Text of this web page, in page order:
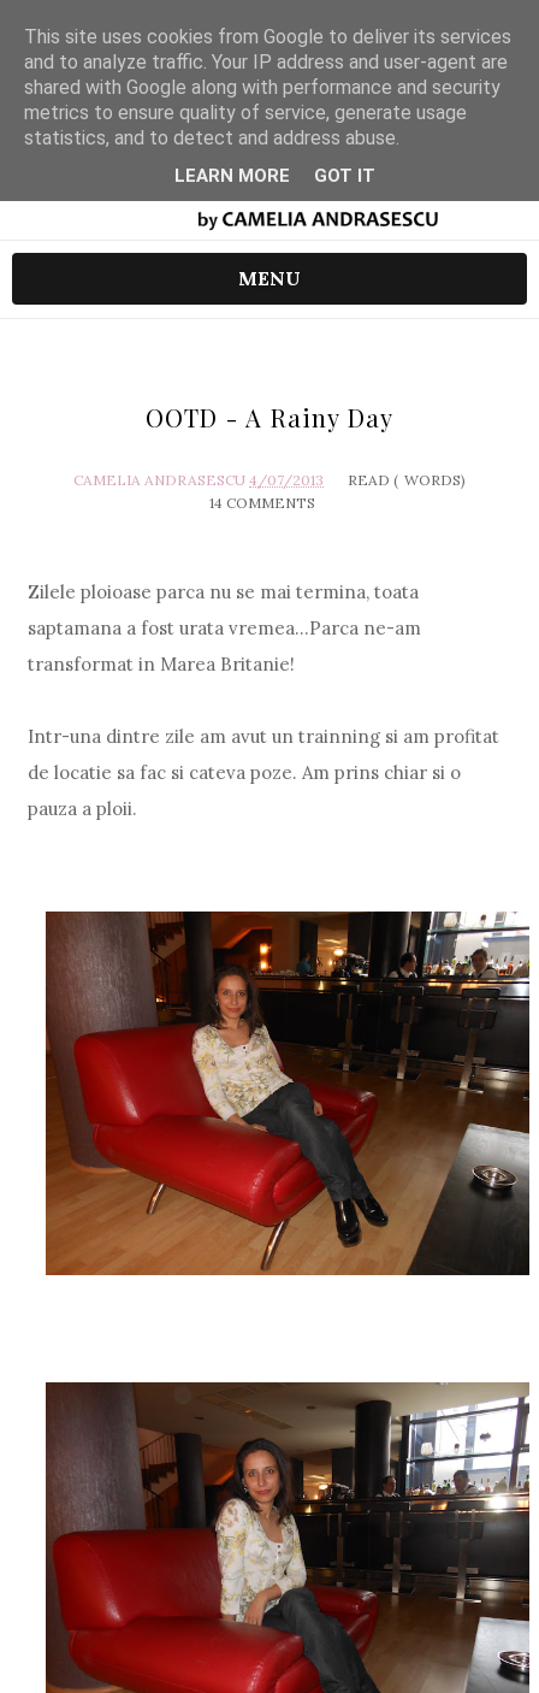
MENU
OOTD - A Rainy Day
CAMELIA ANDRASESCU 4/07/2013 READ ( WORDS)
14 COMMENTS
Zilele ploioase parca nu se mai termina, toata
saptamana a fost urata vremea...Parca ne-am
transformat in Marea Britanie!
Intr-una dintre zile am avut un trainning si am profitat
de locatie sa fac si cateva poze. Am prins chiar si o
pauza a ploii.
This site uses cookies from Google to deliver its services
and to analyze traffic. Your IP address and user-agent are
shared with Google along with performance and security
metrics to ensure quality of service, generate usage
statistics, and to detect and address abuse.
LEARN MORE GOT IT